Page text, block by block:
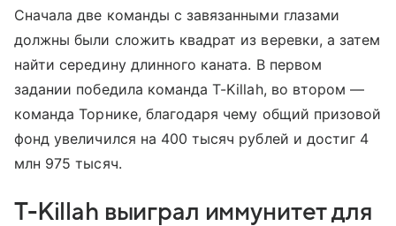
Сначала две команды с завязанными глазами
должны были сложить квадрат из веревки, а затем
найти середину длинного каната. В первом
задании победила команда T-Killah, во втором —
команда Торнике, благодаря чему общий призовой
фонд увеличился на 400 тысяч рублей и достиг 4
млн 975 тысяч.
T-Killah выиграл иммунитет для